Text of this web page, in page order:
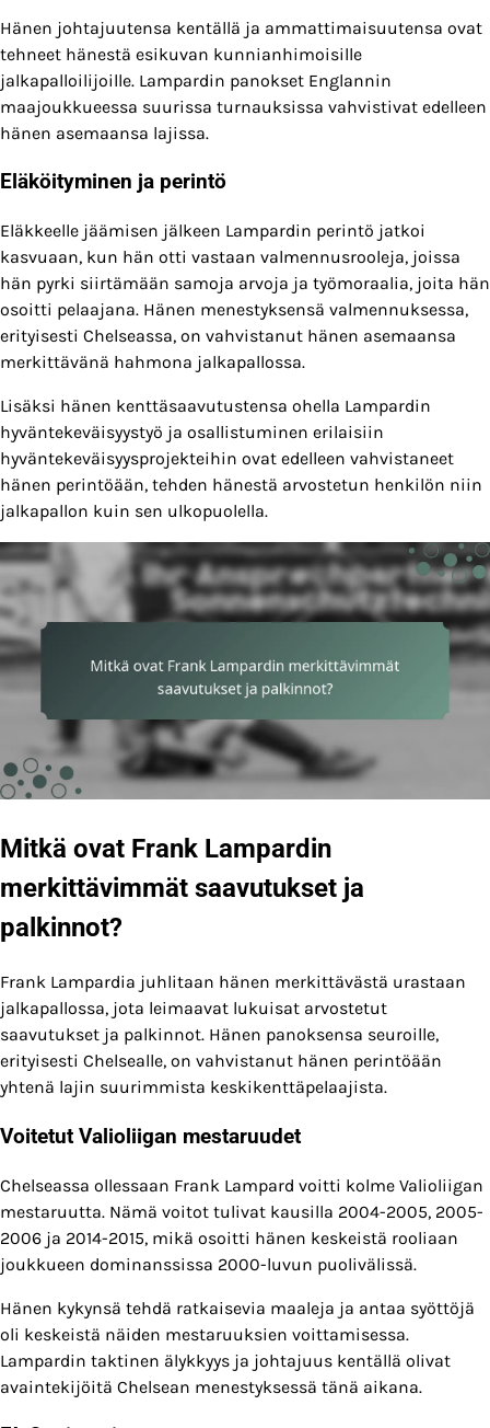
Hänen johtajuutensa kentällä ja ammattimaisuutensa ovat
tehneet hänestä esikuvan kunnianhimoisille
jalkapalloilijoille. Lampardin panokset Englannin
maajoukkueessa suurissa turnauksissa vahvistivat edelleen
hänen asemaansa lajissa.
Eläköityminen ja perintö
Eläkkeelle jäämisen jälkeen Lampardin perintö jatkoi
kasvuaan, kun hän otti vastaan valmennusrooleja, joissa
hän pyrki siirtämään samoja arvoja ja työmoraalia, joita hän
osoitti pelaajana. Hänen menestyksensä valmennuksessa,
erityisesti Chelseassa, on vahvistanut hänen asemaansa
merkittävänä hahmona jalkapallossa.
Lisäksi hänen kenttäsaavutustensa ohella Lampardin
hyväntekeväisyystyö ja osallistuminen erilaisiin
hyväntekeväisyysprojekteihin ovat edelleen vahvistaneet
hänen perintöään, tehden hänestä arvostetun henkilön niin
jalkapallon kuin sen ulkopuolella.
Mitkä ovat Frank Lampardin
merkittävimmät saavutukset ja
palkinnot?
Frank Lampardia juhlitaan hänen merkittävästä urastaan
jalkapallossa, jota leimaavat lukuisat arvostetut
saavutukset ja palkinnot. Hänen panoksensa seuroille,
erityisesti Chelsealle, on vahvistanut hänen perintöään
yhtenä lajin suurimmista keskikenttäpelaajista.
Voitetut Valioliigan mestaruudet
Chelseassa ollessaan Frank Lampard voitti kolme Valioliigan
mestaruutta. Nämä voitot tulivat kausilla 2004-2005, 2005-
2006 ja 2014-2015, mikä osoitti hänen keskeistä rooliaan
joukkueen dominanssissa 2000-luvun puolivälissä.
Hänen kykynsä tehdä ratkaisevia maaleja ja antaa syöttöjä
oli keskeistä näiden mestaruuksien voittamisessa.
Lampardin taktinen älykkyys ja johtajuus kentällä olivat
avaintekijöitä Chelsean menestyksessä tänä aikana.